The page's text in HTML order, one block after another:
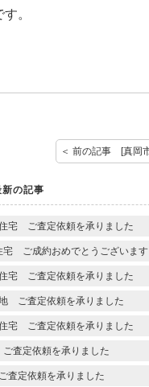
。
新の記事
宅 ご査定依頼を承りました
ご成約おめでとうございます
宅 ご査定依頼を承りました
ご査定依頼を承りました
宅 ご査定依頼を承りました
査定依頼を承りました
査定依頼を承りました